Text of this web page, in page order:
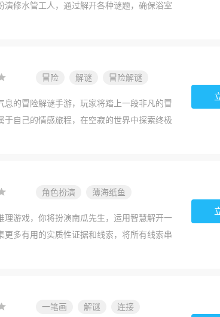
修水管工人，通过解开各种谜题，确保浴室
冒险 解谜 冒险解谜
的冒险解谜手游，玩家将踏上一段非凡的冒
自己的情感旅程，在空寂的世界中探索终极
角色扮演
薄海纸鱼
理游戏，你将扮演南瓜先生，运用智慧解开一
多有用的实质性证据和线索，将所有线索串
一笔画 解谜 连接